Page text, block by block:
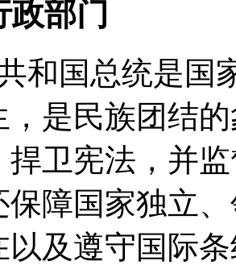
政部门
和国总统是国
，是民族团结
捍卫宪法，并
保障国家独立
以及遵守国际